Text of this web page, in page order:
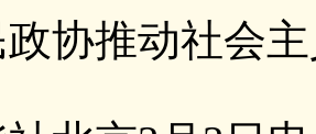
政协推动社会